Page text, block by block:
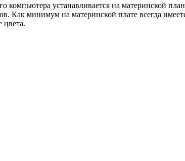
компьютера устанавливается на материнской
Как минимум на материнской плате всегда
цвета.